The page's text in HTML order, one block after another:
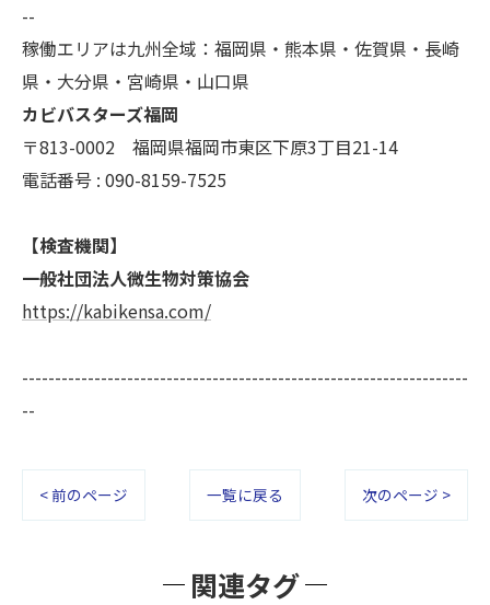
--
稼働エリアは九州全域：福岡県・熊本県・佐賀県・長崎
県・大分県・宮崎県・山口県
カビバスターズ福岡
〒813-0002 福岡県福岡市東区下原3丁目21-14
電話番号 : 090-8159-7525
【検査機関】
一般社団法人微生物対策協会
https://kabikensa.com/
--------------------------------------------------------------------
--
< 前のページ 一覧に戻る 次のページ >
関連タグ